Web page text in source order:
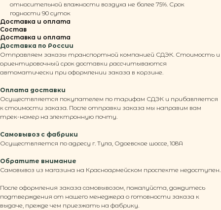
относительной влажности воздуха не более 75%. Срок
годности 90 суток
Доставка и оплата
Состав
Доставка и оплата
Доставка по России
Отправляем заказы транспортной компанией СДЭК. Стоимость и
ориентировочный срок доставки рассчитываются
автоматически при оформлении заказа в корзине.
Оплата доставки
Осуществляется покупателем по тарифам СДЭК и прибавляется
к стоимости заказа. После отправки заказа мы направим вам
трек-номер на электронную почту.
Самовывоз с фабрики
Осуществляется по адресу г. Тула, Одоевское шоссе, 108А
Обратите внимание
Самовывоз из магазина на Красноармейском проспекте недоступен.
После оформления заказа самовывозом, пожалуйста, дождитесь
подтверждения от нашего менеджера о готовности заказа к
выдаче, прежде чем приезжать на фабрику.